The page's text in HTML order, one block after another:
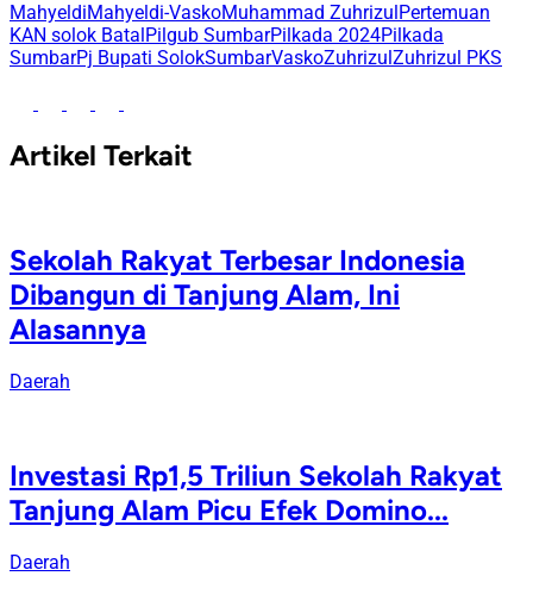
MahyeldiMahyeldi-VaskoMuhammad Zuhrizul Pertemuan
KAN solok Batal Pilgub SumbarPilkada 2024Pilkada
SumbarPj Bupati SolokSumbarVaskoZuhrizul Zuhrizul PKS
Artikel Terkait
Sekolah Rakyat Terbesar Indonesia
Dibangun di Tanjung Alam, Ini
Alasannya
Daerah
Investasi Rp1,5 Triliun Sekolah Rakyat
Tanjung Alam Picu Efek Domino...
Daerah